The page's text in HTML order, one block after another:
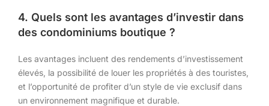
4. Quels sont les avantages d’investir dans
des condominiums boutique ?
Les avantages incluent des rendements d’investissement
élevés, la possibilité de louer les propriétés à des touristes,
et l’opportunité de profiter d’un style de vie exclusif dans
un environnement magnifique et durable.